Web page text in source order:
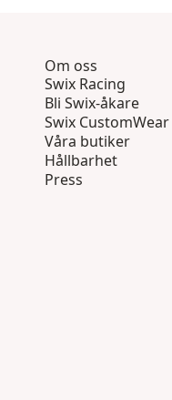
Om oss
Swix Racing
Bli Swix-åkare
Swix CustomWear
Våra butiker
Hållbarhet
Press